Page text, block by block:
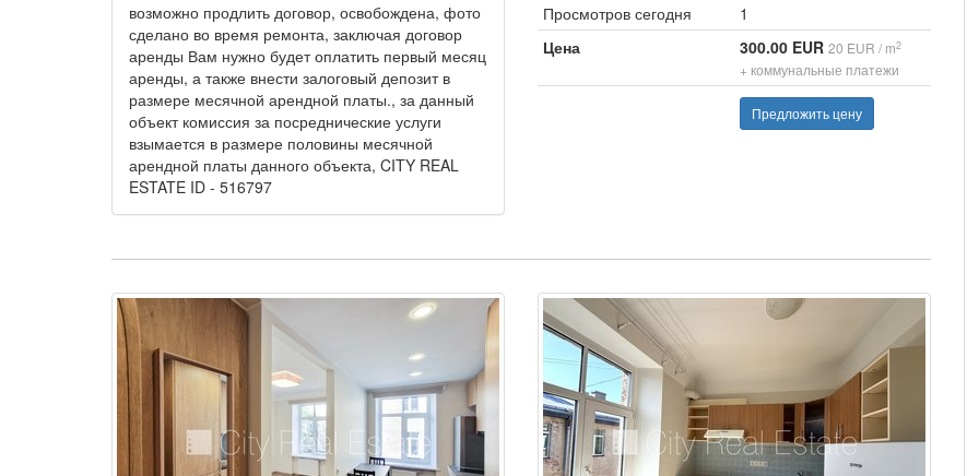
возможно продлить договор, освобождена, фото
сделано во время ремонта, заключая договор
аренды Вам нужно будет оплатить первый месяц
аренды, а также внести залоговый депозит в
размере месячной арендной платы., за данный
объект комиссия за посреднические услуги
взымается в размере половины месячной
арендной платы данного объекта, CITY REAL
ESTATE ID - 516797
Просмотров сегодня
1
Цена
300.00 EUR 20 EUR / m2
+ коммунальные платежи
Предложить цену